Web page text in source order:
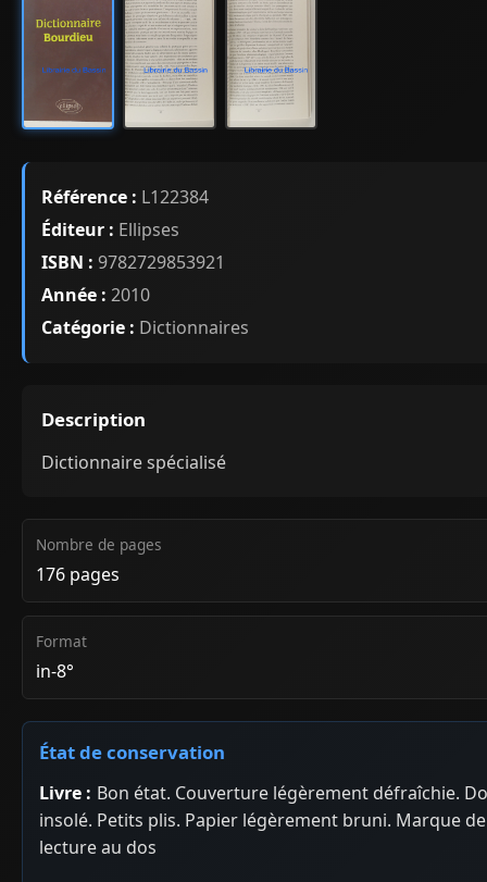
Référence : L122384
Éditeur : Ellipses
ISBN : 9782729853921
Année : 2010
Catégorie : Dictionnaires
Description
Dictionnaire spécialisé
Nombre de pages
176 pages
Format
in-8°
État de conservation
Livre : Bon état. Couverture légèrement défraîchie.
insolé. Petits plis. Papier légèrement bruni. Marque de
lecture au dos